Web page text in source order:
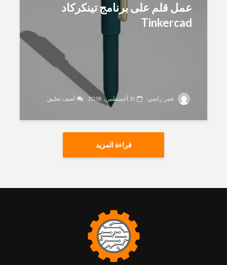
عمل قلم على برنامج تينكركاد
Tinkercad
عمر راضي 31 أغسطس، 2018 أضف تعليق
قراءة المزيد